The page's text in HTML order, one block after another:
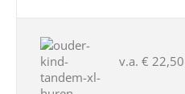
v.a. € 22,50